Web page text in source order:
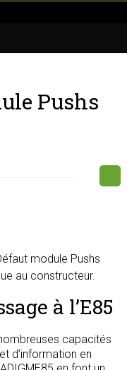
Pushs
module Pushs
au constructeur.
à l’E85
capacités
d’information en